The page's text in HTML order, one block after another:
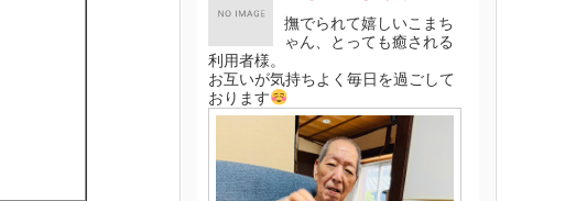
撫でられて嬉しいこまち
ゃん、とっても癒される
利用者様。
お互いが気持ちよく毎日を過ごして
おります